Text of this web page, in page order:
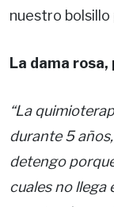
nuestro bolsillo
La dama
“La
durante 5
detengo
cuales no llega